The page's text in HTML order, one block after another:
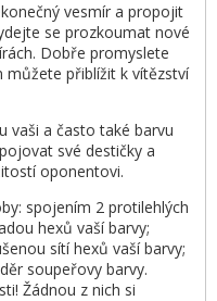
vesmír a propojit
se prozkoumat nové
Dobře promyslete
přiblížit k vítězství
vaši a často také barvu
své destičky a
oponentovi.
spojením 2 protilehlých
hexů vaší barvy;
sítí hexů vaší barvy;
soupeřovy barvy.
Žádnou z nich si